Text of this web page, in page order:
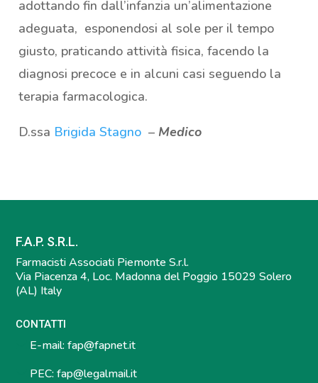
adottando fin dall’infanzia un’alimentazione
adeguata, esponendosi al sole per il tempo
giusto, praticando attività fisica, facendo la
diagnosi precoce e in alcuni casi seguendo la
terapia farmacologica.
D.ssa Brigida Stagno – Medico
F.A.P. S.R.L.
Farmacisti Associati Piemonte S.r.l.
Via Piacenza 4, Loc. Madonna del Poggio 15029 Solero
(AL) Italy
CONTATTI
E-mail: fap@fapnet.it
PEC: fap@legalmail.it